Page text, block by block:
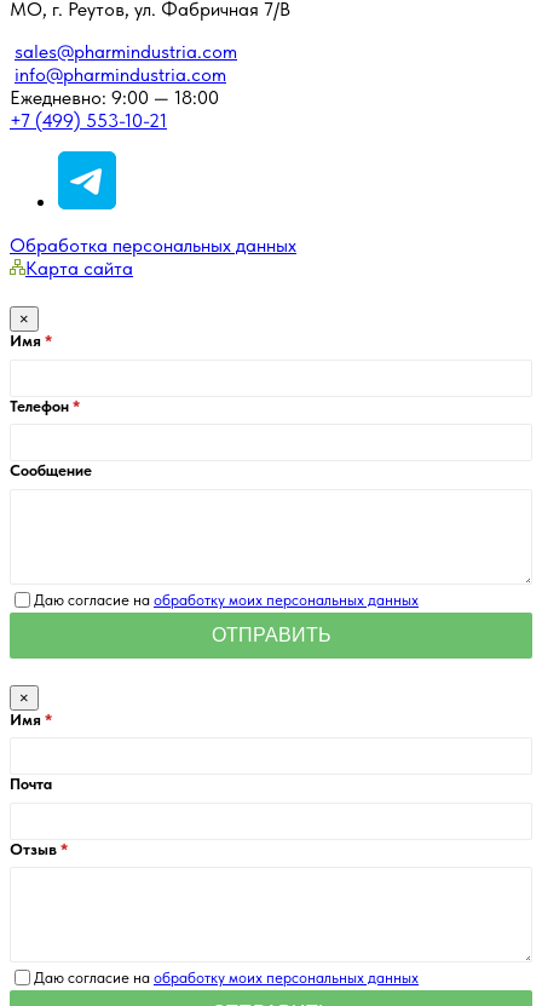
МО, г. Реутов, ул. Фабричная 7/В
sales@pharmindustria.com
info@pharmindustria.com
Ежедневно: 9:00 — 18:00
+7 (499) 553-10-21
Обработка персональных данных
Карта сайта
×
Имя
Телефон
Сообщение
Даю согласие на обработку моих персональных данных
×
Имя
Почта
Отзыв
Даю согласие на обработку моих персональных данных